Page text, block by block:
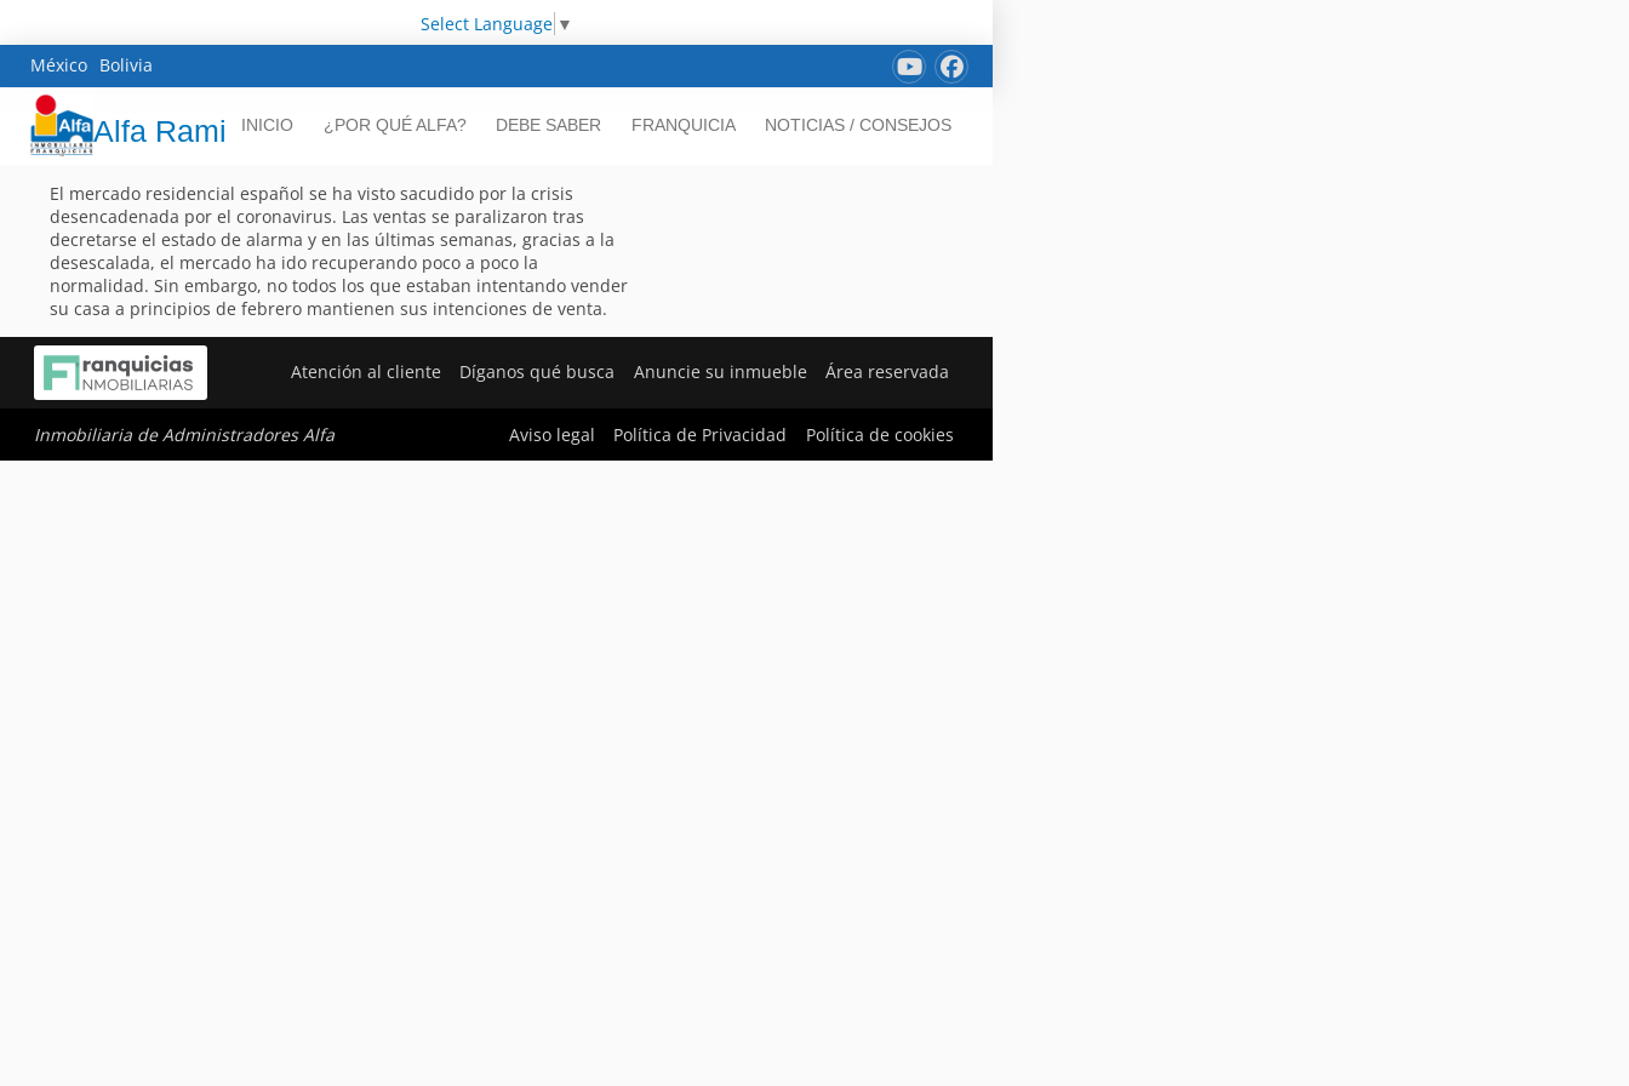
Select Language ▼
México Bolivia
Alfa Rami INICIO ¿POR QUÉ ALFA? DEBE SABER FRANQUICIA NOTICIAS / CONSEJOS
El mercado residencial español se ha visto sacudido por la crisis
desencadenada por el coronavirus. Las ventas se paralizaron tras
decretarse el estado de alarma y en las últimas semanas, gracias a la
desescalada, el mercado ha ido recuperando poco a poco la
normalidad. Sin embargo, no todos los que estaban intentando vender
su casa a principios de febrero mantienen sus intenciones de venta.
Atención al cliente Díganos qué busca Anuncie su inmueble Área reservada
Inmobiliaria de Administradores Alfa Aviso legal Política de Privacidad Política de cookies